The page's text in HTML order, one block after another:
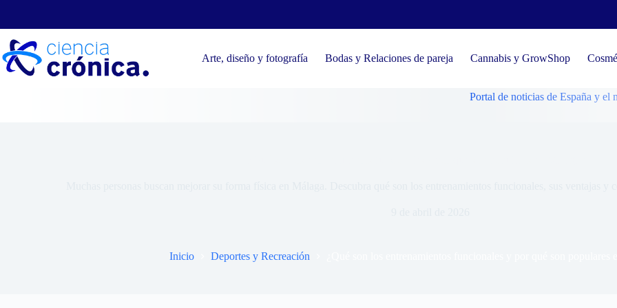
contenido
Arte, diseño y fotografía Bodas y Relaciones de pareja Cannabis y GrowShop
Portal de noticias de España y el mundo,
Inicio Deportes y Recreación